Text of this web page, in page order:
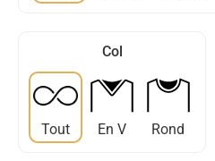
Col
Tout En V Rond